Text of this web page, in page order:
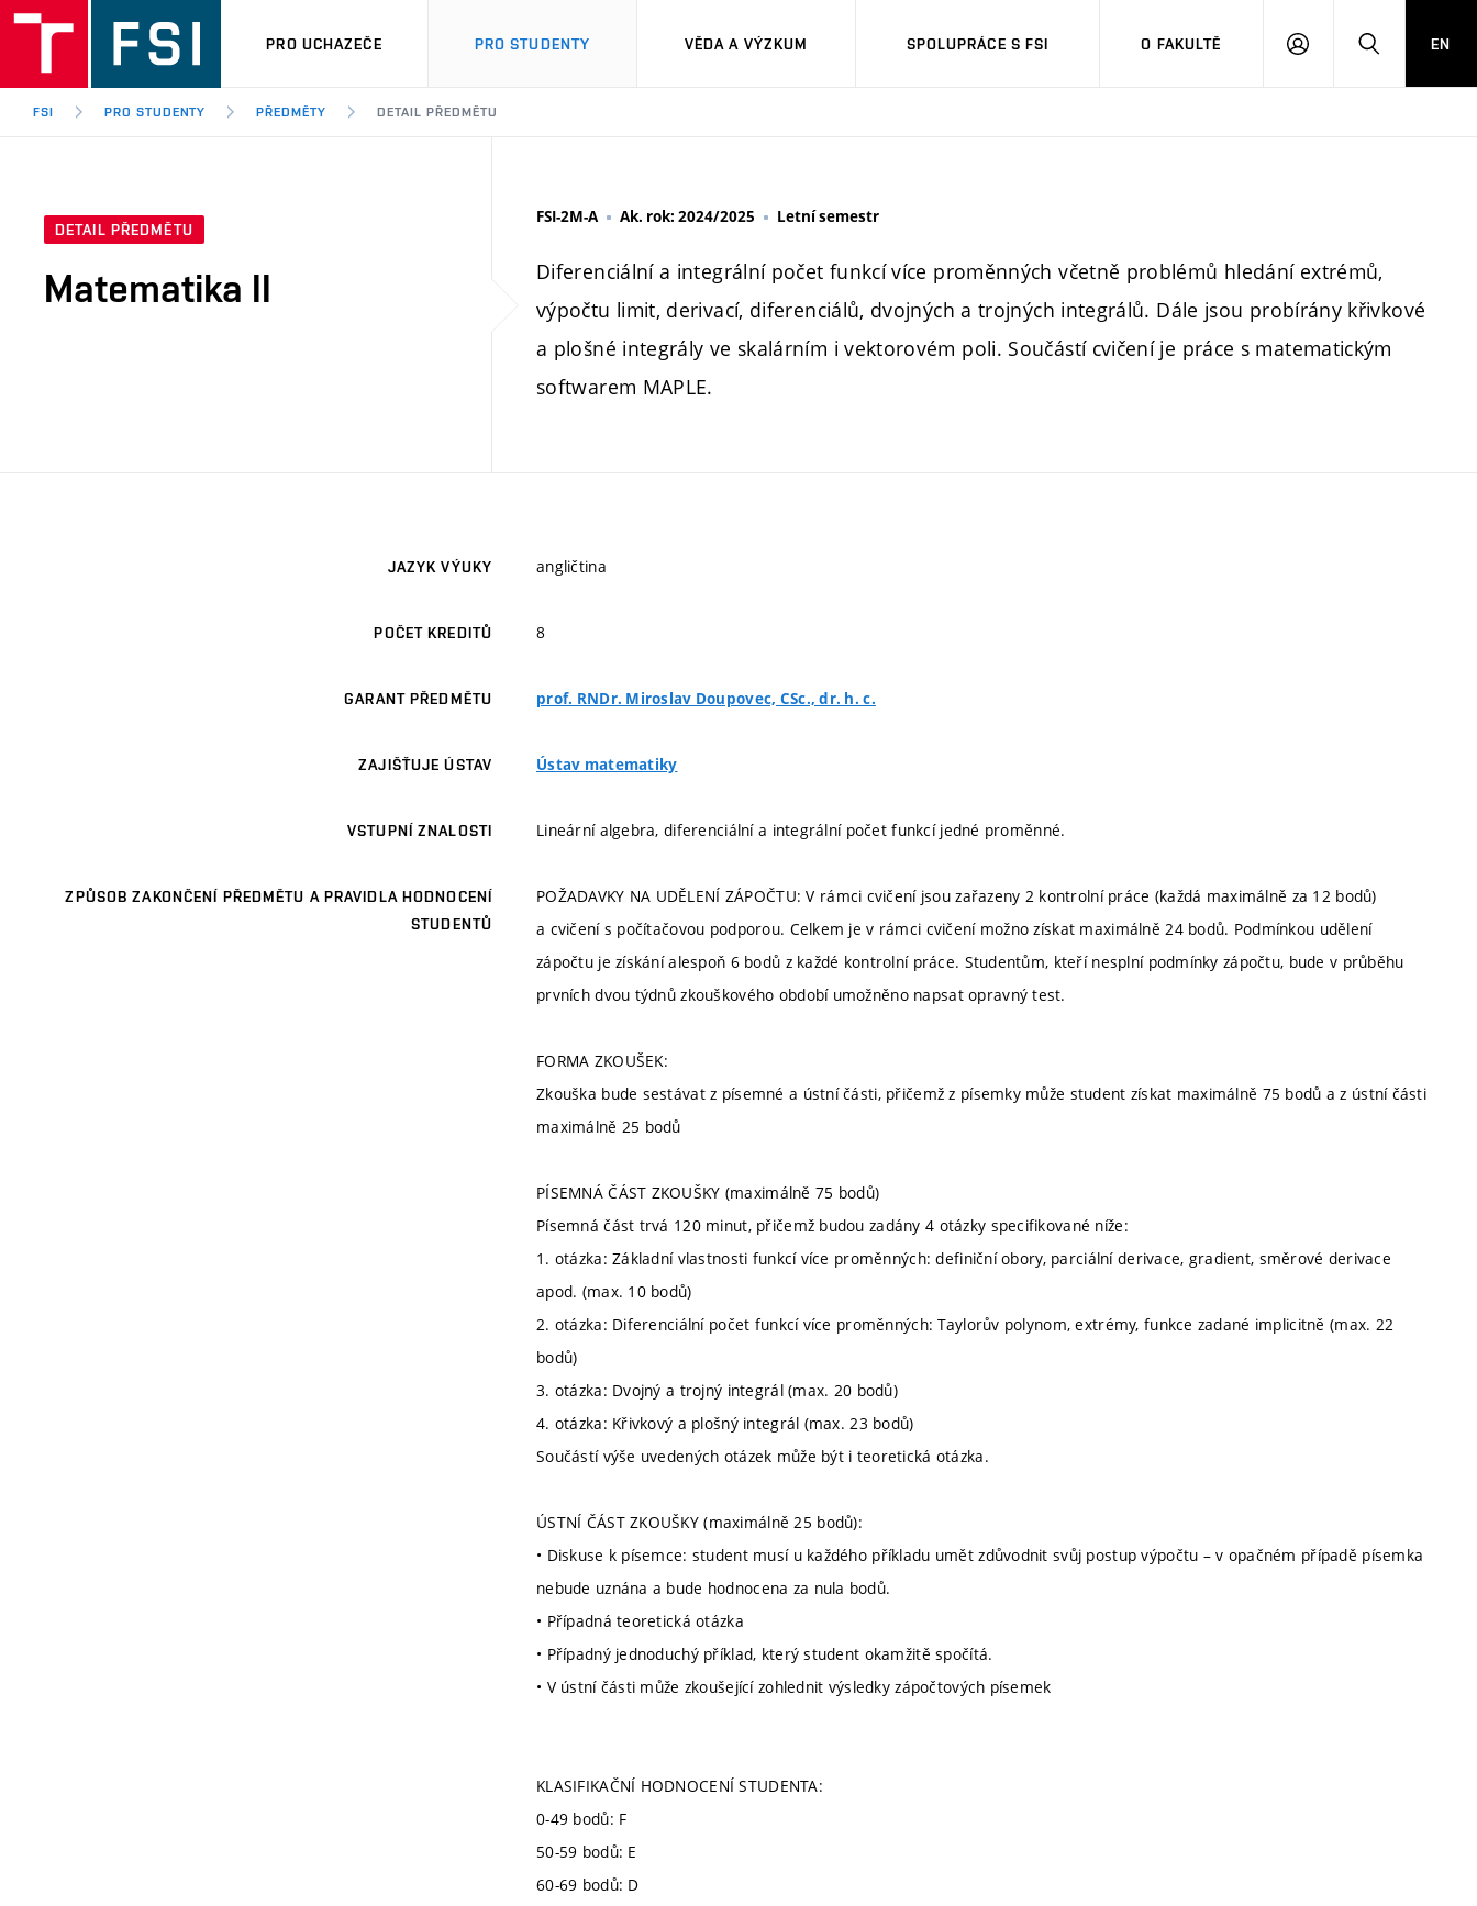
PRO UCHAZEČE PRO STUDENTY VĚDA A VÝZKUM SPOLUPRÁCE S FSI O FAKULTĚ
PŘIHLÁŠENÍHLEDAT
EN
FSI PRO STUDENTY PŘEDMĚTY DETAIL PŘEDMĚTU
DETAIL PŘEDMĚTU
Matematika II
FSI-2M-A Ak. rok: 2024/2025 Letní semestr
Diferenciální a integrální počet funkcí více proměnných včetně problémů hledání extrémů,
výpočtu limit, derivací, diferenciálů, dvojných a trojných integrálů. Dále jsou probírány křivkové
a plošné integrály ve skalárním i vektorovém poli. Součástí cvičení je práce s matematickým
softwarem MAPLE.
JAZYK VÝUKY angličtina
POČET KREDITŮ 8
GARANT PŘEDMĚTU prof. RNDr. Miroslav Doupovec, CSc., dr. h. c.
ZAJIŠŤUJE ÚSTAV Ústav matematiky
VSTUPNÍ ZNALOSTI Lineární algebra, diferenciální a integrální počet funkcí jedné proměnné.
ZPŮSOB ZAKONČENÍ PŘEDMĚTU A PRAVIDLA HODNOCENÍ
STUDENTŮ
POŽADAVKY NA UDĚLENÍ ZÁPOČTU: V rámci cvičení jsou zařazeny 2 kontrolní práce (každá maximálně za 12 bodů)
a cvičení s počítačovou podporou. Celkem je v rámci cvičení možno získat maximálně 24 bodů. Podmínkou udělení
zápočtu je získání alespoň 6 bodů z každé kontrolní práce. Studentům, kteří nesplní podmínky zápočtu, bude v průběhu
prvních dvou týdnů zkouškového období umožněno napsat opravný test.
FORMA ZKOUŠEK:
Zkouška bude sestávat z písemné a ústní části, přičemž z písemky může student získat maximálně 75 bodů a z ústní části
maximálně 25 bodů
PÍSEMNÁ ČÁST ZKOUŠKY (maximálně 75 bodů)
Písemná část trvá 120 minut, přičemž budou zadány 4 otázky specifikované níže:
1. otázka: Základní vlastnosti funkcí více proměnných: definiční obory, parciální derivace, gradient, směrové derivace
apod. (max. 10 bodů)
2. otázka: Diferenciální počet funkcí více proměnných: Taylorův polynom, extrémy, funkce zadané implicitně (max. 22
bodů)
3. otázka: Dvojný a trojný integrál (max. 20 bodů)
4. otázka: Křivkový a plošný integrál (max. 23 bodů)
Součástí výše uvedených otázek může být i teoretická otázka.
ÚSTNÍ ČÁST ZKOUŠKY (maximálně 25 bodů):
• Diskuse k písemce: student musí u každého příkladu umět zdůvodnit svůj postup výpočtu – v opačném případě písemka
nebude uznána a bude hodnocena za nula bodů.
• Případná teoretická otázka
• Případný jednoduchý příklad, který student okamžitě spočítá.
• V ústní části může zkoušející zohlednit výsledky zápočtových písemek
KLASIFIKAČNÍ HODNOCENÍ STUDENTA:
0-49 bodů: F
50-59 bodů: E
60-69 bodů: D